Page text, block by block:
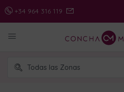
+34 964 316 119